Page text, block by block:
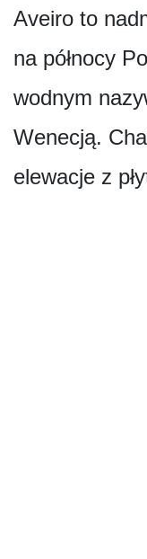
Aveiro to
na północy
wodnym
Wenecją.
elewacje z